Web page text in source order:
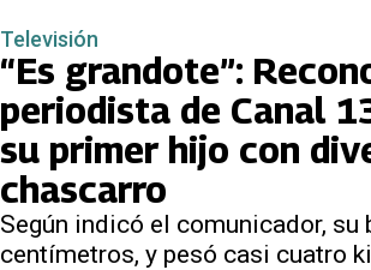
Televisión
“Es grandote”:
periodista de Canal
su primer hijo con
chascarro
Según indicó el comunicador, su
centímetros, y pesó casi cuatro